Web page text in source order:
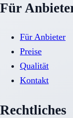
Für
Für Anbieter
Preise
Qualität
Kontakt
Rechtliches